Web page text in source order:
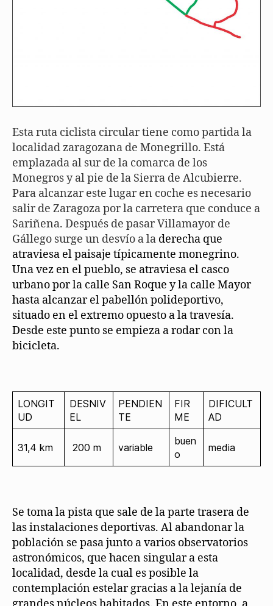
Esta ruta ciclista circular tiene como partida la
localidad zaragozana de Monegrillo. Está
emplazada al sur de la comarca de los
Monegros y al pie de la Sierra de Alcubierre.
Para alcanzar este lugar en coche es necesario
salir de Zaragoza por la carretera que conduce a
Sariñena. Después de pasar Villamayor de
Gállego surge un desvío a la derecha que
atraviesa el paisaje típicamente monegrino.
Una vez en el pueblo, se atraviesa el casco
urbano por la calle San Roque y la calle Mayor
hasta alcanzar el pabellón polideportivo,
situado en el extremo opuesto a la travesía.
Desde este punto se empieza a rodar con la
bicicleta.
LONGIT
UD
DESNIV
EL
PENDIEN
TE
FIR
ME
DIFICULT
AD
31,4 km 200 m variable
buen
o
media
Se toma la pista que sale de la parte trasera de
las instalaciones deportivas. Al abandonar la
población se pasa junto a varios observatorios
astronómicos, que hacen singular a esta
localidad, desde la cual es posible la
contemplación estelar gracias a la lejanía de